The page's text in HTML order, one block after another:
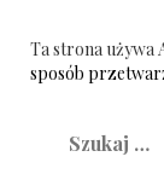
Ta strona używa
sposób